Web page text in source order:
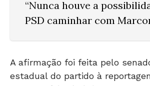
“Nunca houve a
PSD caminhar com
A afirmação foi feita pelo
estadual do partido à